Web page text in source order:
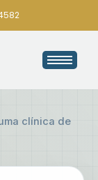
clínica de